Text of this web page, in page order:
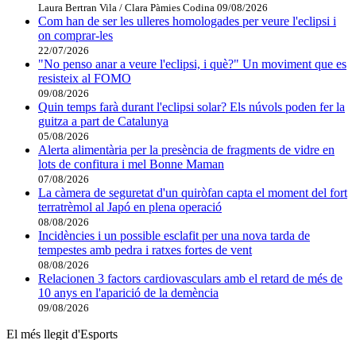
Laura Bertran Vila / Clara Pàmies Codina 09/08/2026
Com han de ser les ulleres homologades per veure l'eclipsi i
on comprar-les
22/07/2026
"No penso anar a veure l'eclipsi, i què?" Un moviment que es
resisteix al FOMO
09/08/2026
Quin temps farà durant l'eclipsi solar? Els núvols poden fer la
guitza a part de Catalunya
05/08/2026
Alerta alimentària per la presència de fragments de vidre en
lots de confitura i mel Bonne Maman
07/08/2026
La càmera de seguretat d'un quiròfan capta el moment del fort
terratrèmol al Japó en plena operació
08/08/2026
Incidències i un possible esclafit per una nova tarda de
tempestes amb pedra i ratxes fortes de vent
08/08/2026
Relacionen 3 factors cardiovasculars amb el retard de més de
10 anys en l'aparició de la demència
09/08/2026
El més llegit d'Esports